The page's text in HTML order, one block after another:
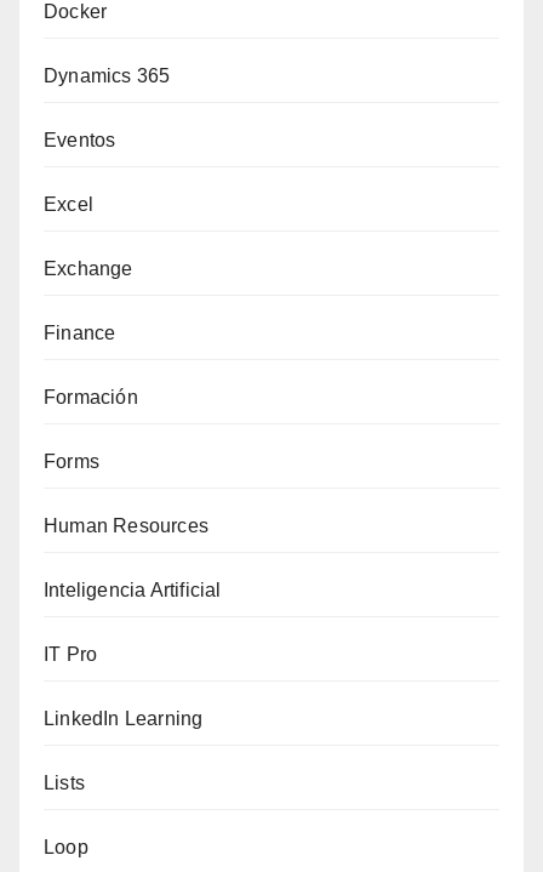
Docker
Dynamics 365
Eventos
Excel
Exchange
Finance
Formación
Forms
Human Resources
Inteligencia Artificial
IT Pro
LinkedIn Learning
Lists
Loop